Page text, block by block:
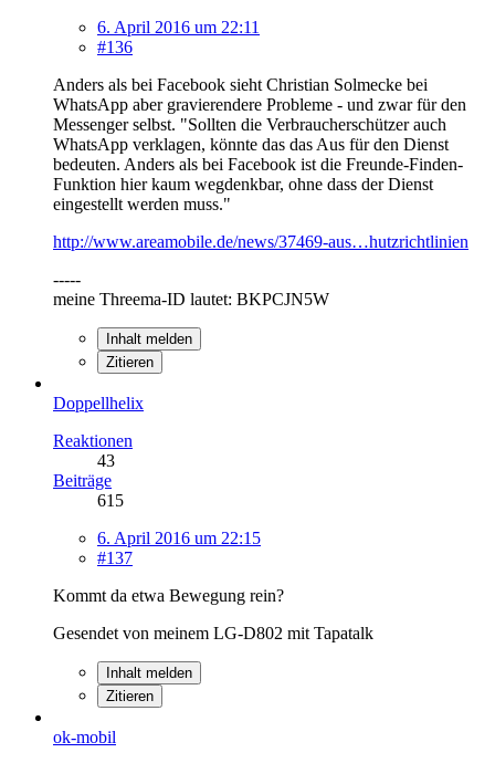
6. April 2016 um 22:11
#136
Anders als bei Facebook sieht Christian Solmecke bei
WhatsApp aber gravierendere Probleme - und zwar für den
Messenger selbst. "Sollten die Verbraucherschützer auch
WhatsApp verklagen, könnte das das Aus für den Dienst
bedeuten. Anders als bei Facebook ist die Freunde-Finden-
Funktion hier kaum wegdenkbar, ohne dass der Dienst
eingestellt werden muss."
http://www.areamobile.de/news/37469-aus…hutzrichtlinien
-----
meine Threema-ID lautet: BKPCJN5W
Inhalt melden
Zitieren
Doppellhelix
Reaktionen
43
Beiträge
615
6. April 2016 um 22:15
#137
Kommt da etwa Bewegung rein?
Gesendet von meinem LG-D802 mit Tapatalk
Inhalt melden
Zitieren
ok-mobil